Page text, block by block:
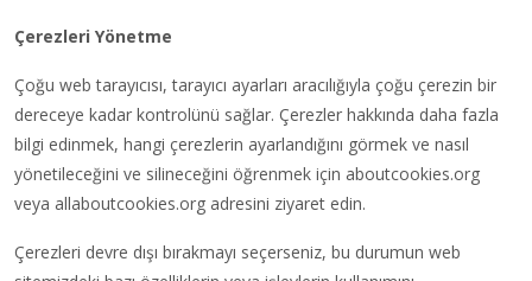
Çerezleri Yönetme
Çoğu web tarayıcısı, tarayıcı ayarları aracılığıyla çoğu çerezin bir
dereceye kadar kontrolünü sağlar. Çerezler hakkında daha fazla
bilgi edinmek, hangi çerezlerin ayarlandığını görmek ve nasıl
yönetileceğini ve silineceğini öğrenmek için aboutcookies.org
veya allaboutcookies.org adresini ziyaret edin.
Çerezleri devre dışı bırakmayı seçerseniz, bu durumun web